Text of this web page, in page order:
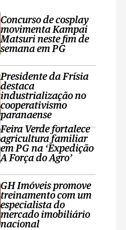
Concurso de cosplay
movimenta Kampai
Matsuri neste fim de
semana em PG
Presidente da Frísia
destaca
industrialização no
cooperativismo
paranaense
Feira Verde fortalece
agricultura familiar
em PG na ‘Expedição
A Força do Agro’
GH Imóveis promove
treinamento com um
especialista do
mercado imobiliário
nacional